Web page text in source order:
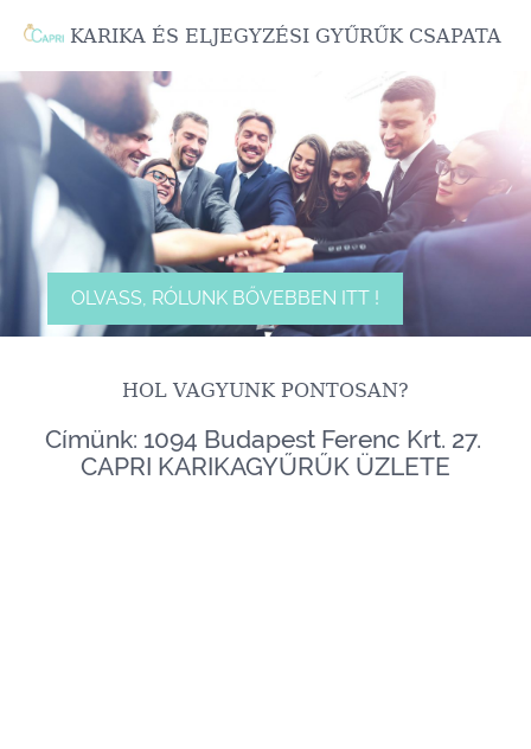
KARIKA ÉS ELJEGYZÉSI GYŰRŰK CSAPATA
OLVASS, RÓLUNK BŐVEBBEN ITT !
HOL VAGYUNK PONTOSAN?
Címünk: 1094 Budapest Ferenc Krt. 27.
CAPRI KARIKAGYŰRŰK ÜZLETE